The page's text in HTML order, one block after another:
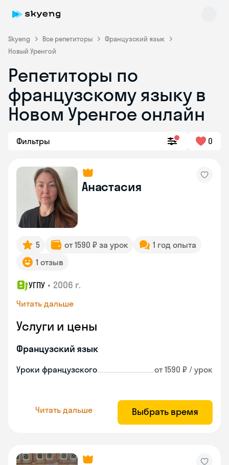
Skyeng Все репетиторы
Французский язык
Новый Уренгой
Репетиторы по
французскому языку в
Новом Уренгое онлайн
Фильтры 0
Анастасия
5 от 1590 ₽ за урок
1 год опыта
1 отзыв
УГПУ • 2006 г.
Читать дальше
Услуги и цены
Французский язык
Уроки французского от 1590 ₽ / урок
Читать дальше Выбрать время
online